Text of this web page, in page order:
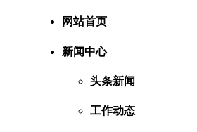
网站首页
新闻中心
头条新闻
工作动态